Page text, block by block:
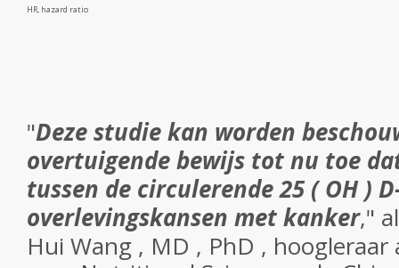
HR, hazard ratio
"Deze studie kan worden
overtuigende bewijs tot nu toe
tussen de circulerende 25 ( OH )
overlevingskansen met kanker,"
Hui Wang , MD , PhD ,